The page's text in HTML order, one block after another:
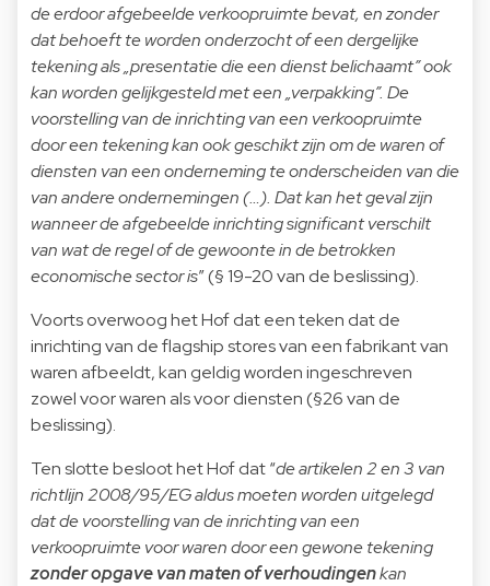
de erdoor afgebeelde verkoopruimte bevat, en zonder
dat behoeft te worden onderzocht of een dergelijke
tekening als „presentatie die een dienst belichaamt” ook
kan worden gelijkgesteld met een „verpakking”. De
voorstelling van de inrichting van een verkoopruimte
door een tekening kan ook geschikt zijn om de waren of
diensten van een onderneming te onderscheiden van die
van andere ondernemingen (…). Dat kan het geval zijn
wanneer de afgebeelde inrichting significant verschilt
van wat de regel of de gewoonte in de betrokken
economische sector is” (§ 19-20 van de beslissing).
Voorts overwoog het Hof dat een teken dat de
inrichting van de flagship stores van een fabrikant van
waren afbeeldt, kan geldig worden ingeschreven
zowel voor waren als voor diensten (§26 van de
beslissing).
Ten slotte besloot het Hof dat “de artikelen 2 en 3 van
richtlijn 2008/95/EG aldus moeten worden uitgelegd
dat de voorstelling van de inrichting van een
verkoopruimte voor waren door een gewone tekening
zonder opgave van maten of verhoudingenkan